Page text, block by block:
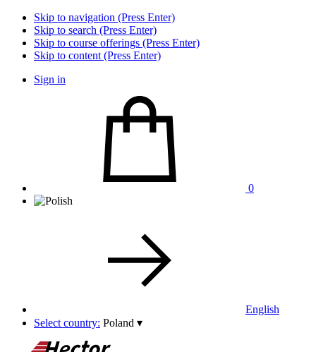
Skip to navigation (Press Enter)
Skip to search (Press Enter)
Skip to course offerings (Press Enter)
Skip to content (Press Enter)
Sign in
0
English
Select country: Poland ▾